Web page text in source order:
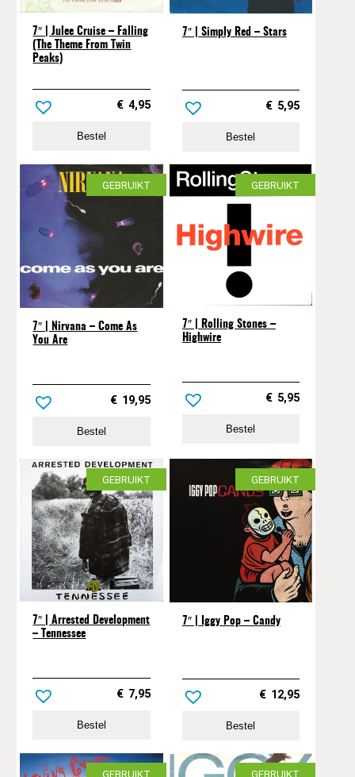
7″ | Julee Cruise – Falling
(The Theme From Twin
Peaks)
€ 4,95
Bestel
7″ | Simply Red – Stars
€ 5,95
Bestel
GEBRUIKT
7″ | Nirvana – Come As
You Are
€ 19,95
Bestel
GEBRUIKT
7″ | Rolling Stones –
Highwire
€ 5,95
Bestel
GEBRUIKT
7″ | Arrested Development
– Tennessee
€ 7,95
Bestel
GEBRUIKT
7″ | Iggy Pop – Candy
€ 12,95
Bestel
GEBRUIKT GEBRUIKT